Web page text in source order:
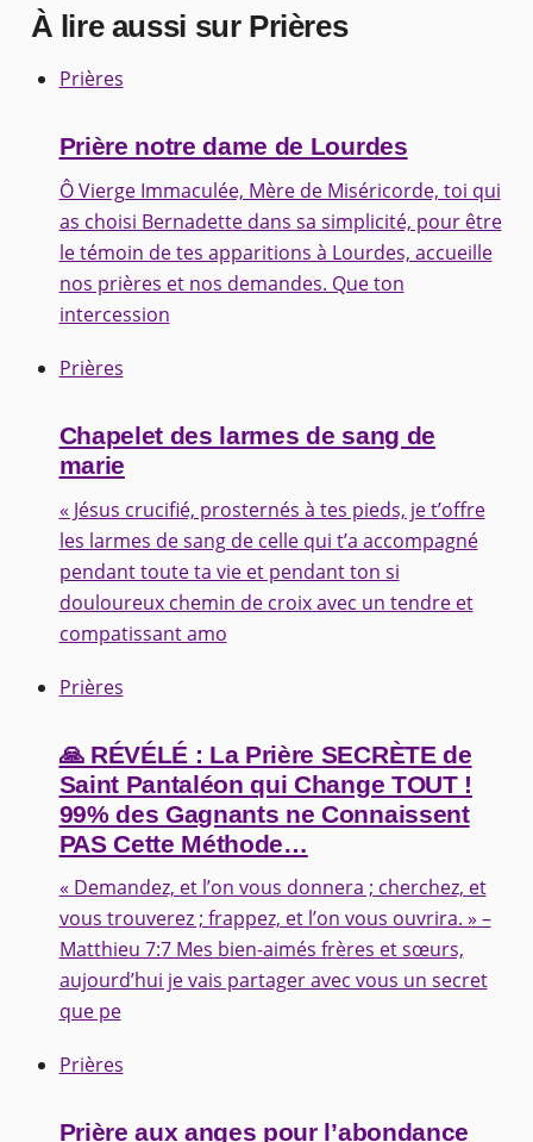
À lire aussi sur Prières
Prières
Prière notre dame de Lourdes
Ô Vierge Immaculée, Mère de Miséricorde, toi qui
as choisi Bernadette dans sa simplicité, pour être
le témoin de tes apparitions à Lourdes, accueille
nos prières et nos demandes. Que ton
intercession
Prières
Chapelet des larmes de sang de
marie
« Jésus crucifié, prosternés à tes pieds, je t’offre
les larmes de sang de celle qui t’a accompagné
pendant toute ta vie et pendant ton si
douloureux chemin de croix avec un tendre et
compatissant amo
Prières
🙏 RÉVÉLÉ : La Prière SECRÈTE de
Saint Pantaléon qui Change TOUT !
99% des Gagnants ne Connaissent
PAS Cette Méthode…
« Demandez, et l’on vous donnera ; cherchez, et
vous trouverez ; frappez, et l’on vous ouvrira. » –
Matthieu 7:7 Mes bien-aimés frères et sœurs,
aujourd’hui je vais partager avec vous un secret
que pe
Prières
Prière aux anges pour l’abondance